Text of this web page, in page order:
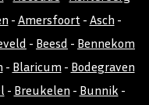
- Amersfoort- Asch -
- Beesd - Bennekom
- Blaricum - Bodegraven
- Breukelen - Bunnik -